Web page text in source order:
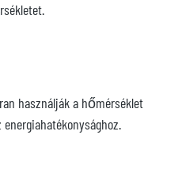
használják a hőmérséklet